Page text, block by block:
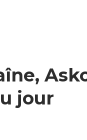
jour